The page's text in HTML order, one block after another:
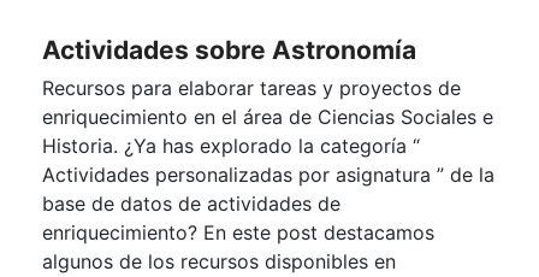
Actividades sobre Astronomía
Recursos para elaborar tareas y proyectos de
enriquecimiento en el área de Ciencias Sociales e
Historia. ¿Ya has explorado la categoría “
Actividades personalizadas por asignatura ” de la
base de datos de actividades de
enriquecimiento? En este post destacamos
algunos de los recursos disponibles en